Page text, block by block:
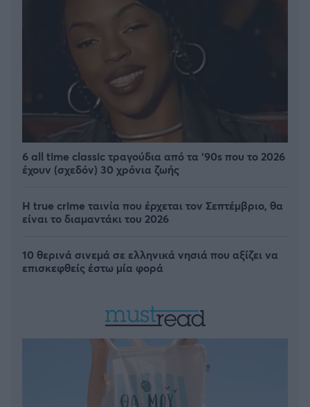
6 all time classic τραγούδια από τα ‘90s που το 2026
έχουν (σχεδόν) 30 χρόνια ζωής
Η true crime ταινία που έρχεται τον Σεπτέμβριο, θα
είναι το διαμαντάκι του 2026
10 θερινά σινεμά σε ελληνικά νησιά που αξίζει να
επισκεφθείς έστω μία φορά